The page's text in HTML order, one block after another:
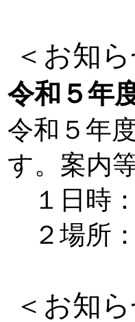
＜お知
令和５年
令和５年
す。案内
１日時
２場所
＜お知